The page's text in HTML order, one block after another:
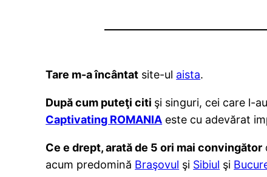
Tare m-a încântat site-ul aista.
După cum puteţi citi şi singuri, cei care l-
Captivating ROMANIA este cu adevărat
Ce e drept, arată de 5 ori mai convingător
acum predomină Braşovul şi Sibiul şi